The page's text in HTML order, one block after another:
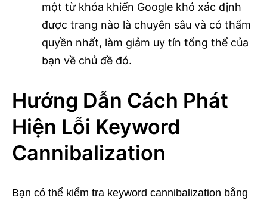
một từ khóa khiến Google khó xác định
được trang nào là chuyên sâu và có thẩm
quyền nhất, làm giảm uy tín tổng thể của
bạn về chủ đề đó.
Hướng Dẫn Cách Phát
Hiện Lỗi Keyword
Cannibalization
Bạn có thể kiểm tra keyword cannibalization bằng